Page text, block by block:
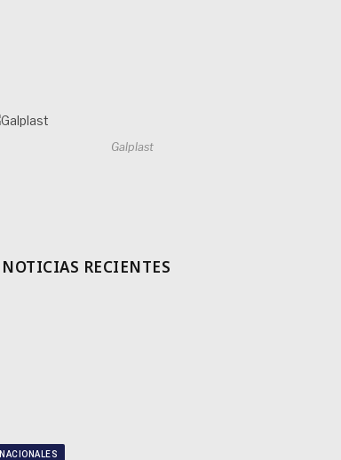
Galplast
NOTICIAS RECIENTES
NACIONALES